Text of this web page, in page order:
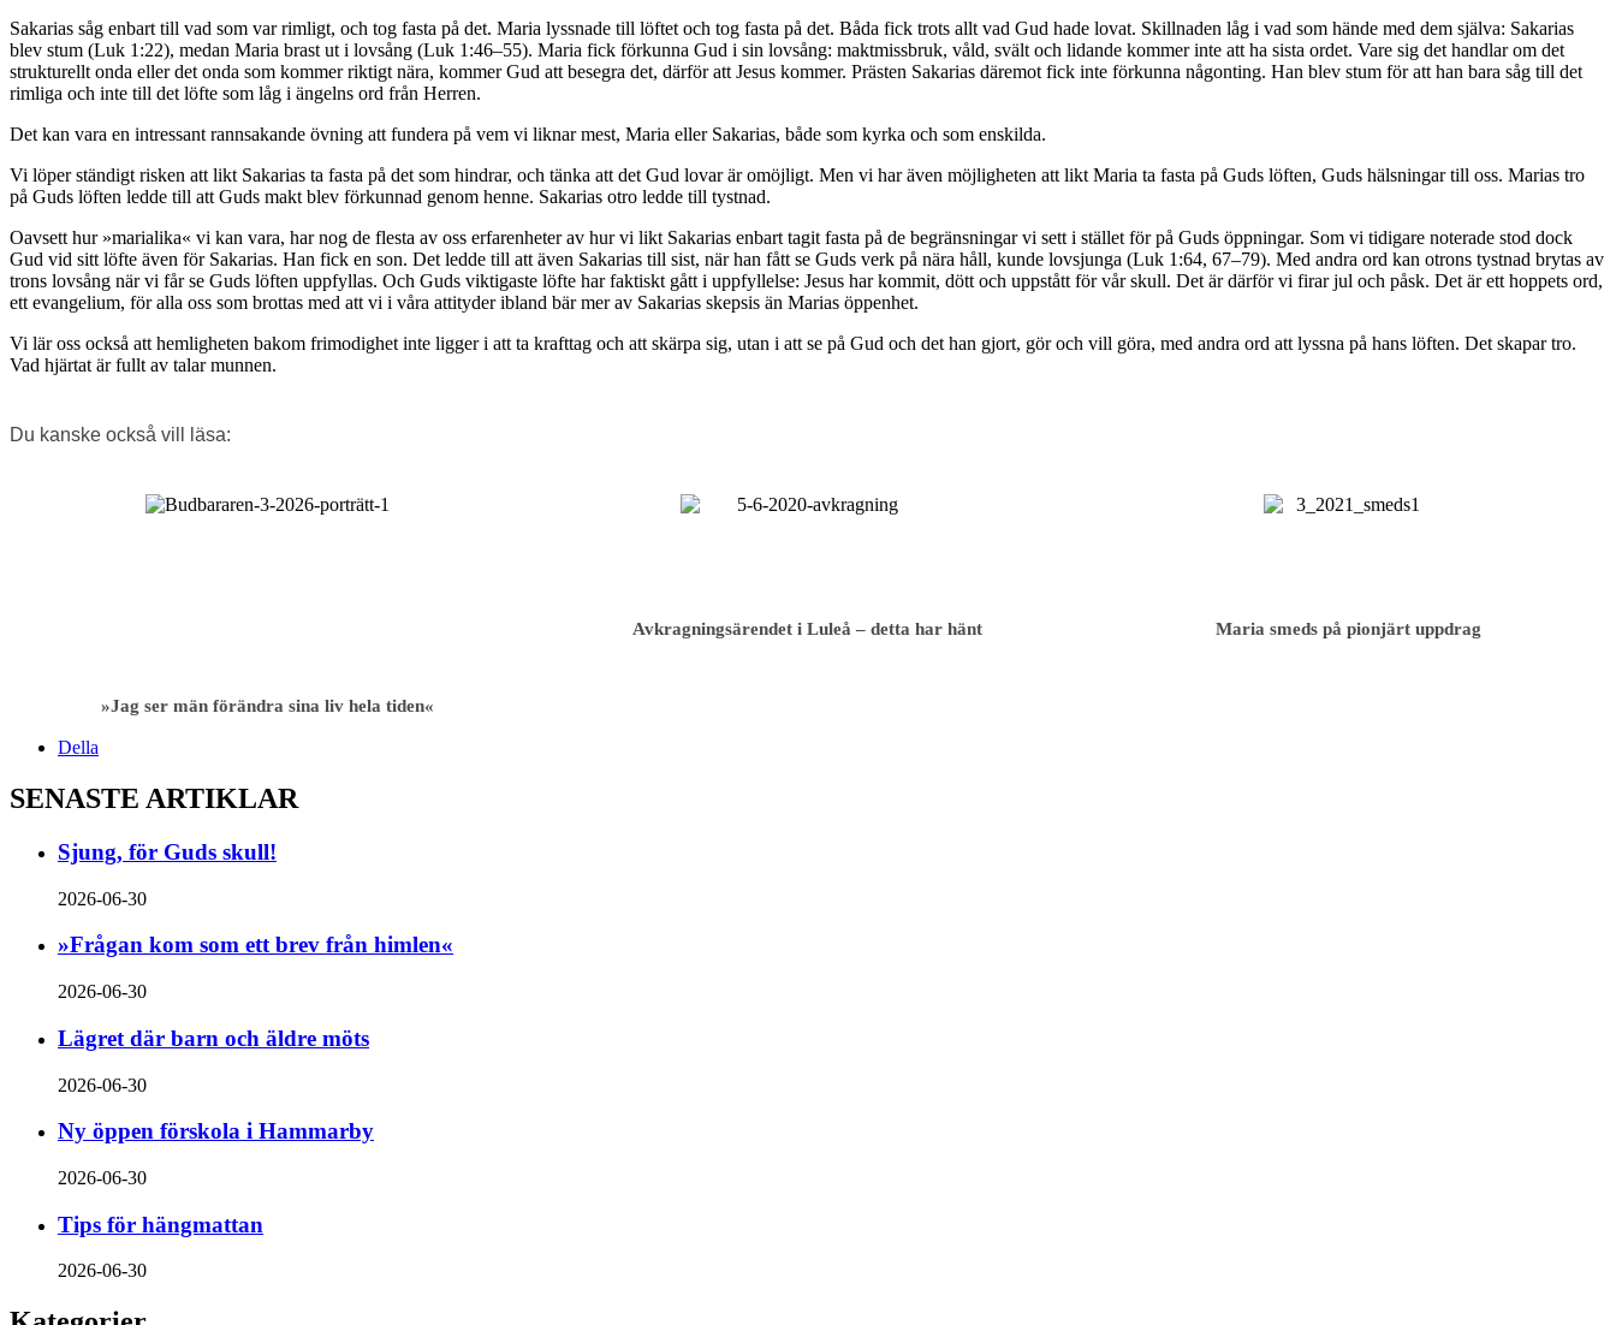
Sakarias såg enbart till vad som var rimligt, och tog fasta på det. Maria lyssnade till löftet och tog fasta på det. Båda fick trots allt vad Gud hade lovat. Skillnaden låg i vad som hände med dem själva: Sakarias
blev stum (Luk 1:22), medan Maria brast ut i lovsång (Luk 1:46–55). Maria fick förkunna Gud i sin lovsång: maktmissbruk, våld, svält och lidande kommer inte att ha sista ordet. Vare sig det handlar om det
strukturellt onda eller det onda som kommer riktigt nära, kommer Gud att besegra det, därför att Jesus kommer. Prästen Sakarias däremot fick inte förkunna någonting. Han blev stum för att han bara såg till det
rimliga och inte till det löfte som låg i ängelns ord från Herren.
Det kan vara en intressant rannsakande övning att fundera på vem vi liknar mest, Maria eller Sakarias, både som kyrka och som enskilda.
Vi löper ständigt risken att likt Sakarias ta fasta på det som hindrar, och tänka att det Gud lovar är omöjligt. Men vi har även möjligheten att likt Maria ta fasta på Guds löften, Guds hälsningar till oss. Marias tro
på Guds löften ledde till att Guds makt blev förkunnad genom henne. Sakarias otro ledde till tystnad.
Oavsett hur »marialika« vi kan vara, har nog de flesta av oss erfarenheter av hur vi likt Sakarias enbart tagit fasta på de begränsningar vi sett i stället för på Guds öppningar. Som vi tidigare noterade stod dock
Gud vid sitt löfte även för Sakarias. Han fick en son. Det ledde till att även Sakarias till sist, när han fått se Guds verk på nära håll, kunde lovsjunga (Luk 1:64, 67–79). Med andra ord kan otrons tystnad brytas av
trons lovsång när vi får se Guds löften uppfyllas. Och Guds viktigaste löfte har faktiskt gått i uppfyllelse: Jesus har kommit, dött och uppstått för vår skull. Det är därför vi firar jul och påsk. Det är ett hoppets ord,
ett evangelium, för alla oss som brottas med att vi i våra attityder ibland bär mer av Sakarias skepsis än Marias öppenhet.
Vi lär oss också att hemligheten bakom frimodighet inte ligger i att ta krafttag och att skärpa sig, utan i att se på Gud och det han gjort, gör och vill göra, med andra ord att lyssna på hans löften. Det skapar tro.
Vad hjärtat är fullt av talar munnen.
Du kanske också vill läsa:
»Jag ser män förändra sina liv hela tiden«
Avkragnings­ärendet i Luleå – detta har hänt Maria smeds på pionjärt uppdrag
Della
SENASTE ARTIKLAR
Sjung, för Guds skull!
2026-06-30
»Frågan kom som ett brev från himlen«
2026-06-30
Lägret där barn och äldre möts
2026-06-30
Ny öppen förskola i Hammarby
2026-06-30
Tips för hängmattan
2026-06-30